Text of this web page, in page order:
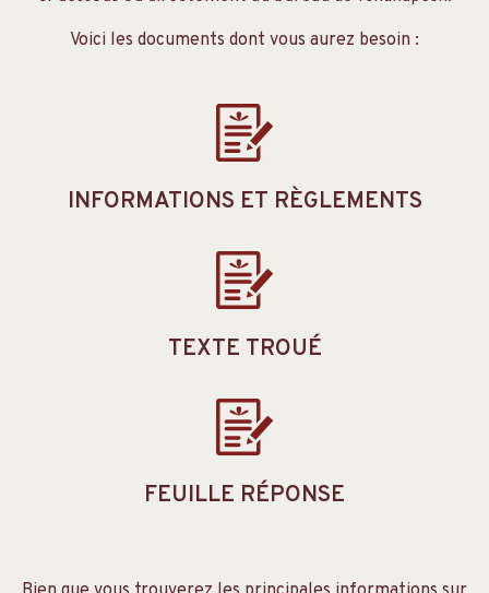
Voici les documents dont vous aurez besoin :
INFORMATIONS ET RÈGLEMENTS
TEXTE TROUÉ
FEUILLE RÉPONSE